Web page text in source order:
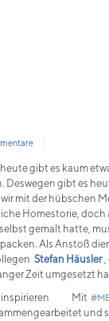
gibt es kaum
Deswegen gibt es
wir mit der hübschen
Homestorie, doch
gemalt hatte,
Als Anstoß
Stefan Häusler
Zeit umgesetzt
Mit
und